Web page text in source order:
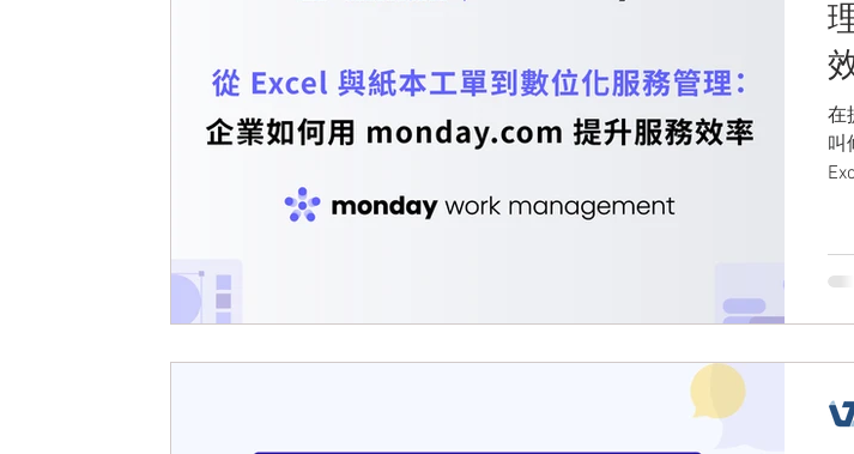
在
叫
理